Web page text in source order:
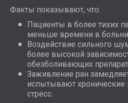
Факты показывают, что:
Пациенты в более тихих
меньше времени в
Воздействие сильного
более высокой
обезболивающих
Заживление ран
испытывают хронические
стресс.